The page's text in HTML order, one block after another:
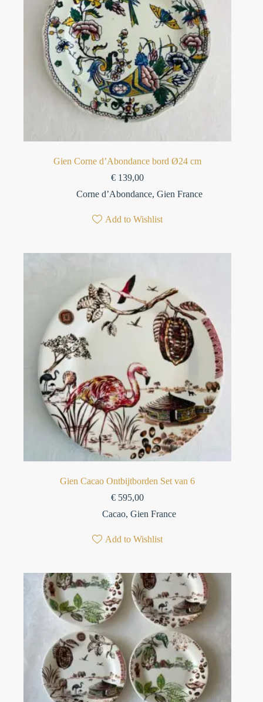
Gien Corne d’Abondance bord Ø24 cm
€ 139,00
Corne d’Abondance, Gien France
Add to Wishlist
Gien Cacao Ontbijtborden Set van 6
€ 595,00
Cacao,Gien France
Add to Wishlist